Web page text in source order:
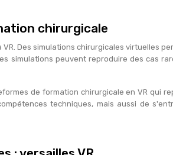
chirurgicale
Des simulations chirurgicales virtuelles
simulations peuvent reproduire des cas
de formation chirurgicale en VR qui
techniques, mais aussi de